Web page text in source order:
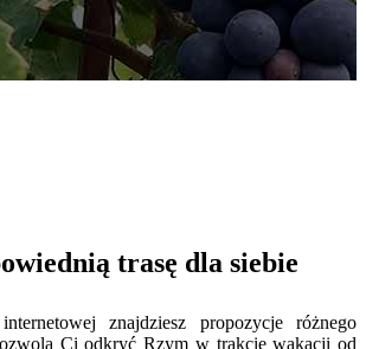
trasę dla siebie
znajdziesz propozycje różnego
Ci odkryć Rzym w trakcie wakacji od